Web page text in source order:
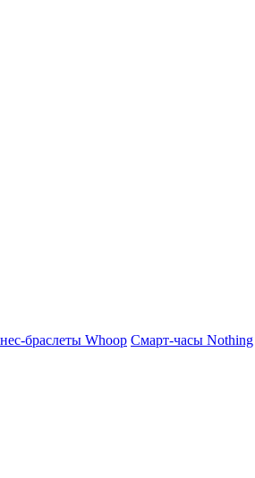
браслеты Whoop Смарт-часы Nothing